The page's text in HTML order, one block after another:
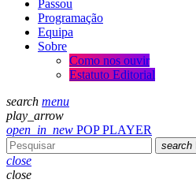
Passou
Programação
Equipa
Sobre
Como nos ouvir
Estatuto Editorial
search menu
play_arrow
open_in_new POP PLAYER
search
close
close